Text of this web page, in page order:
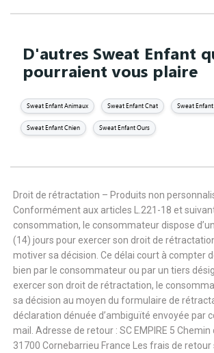
D'autres Sweat Enfant
pourraient vous plaire
Sweat Enfant Animaux Sweat Enfant Chat Sweat
Sweat Enfant Chien Sweat Enfant Ours
Droit de rétractation – Produits non
Conformément aux articles L.221-18 et
consommation, le consommateur dispose
(14) jours pour exercer son droit de
motiver sa décision. Ce délai court à compter
bien par le consommateur ou par un tiers
exercer son droit de rétractation, le
sa décision au moyen du formulaire de
déclaration dénuée d’ambiguïté envoyée par
mail. Adresse de retour : SC EMPIRE 5
31700 Cornebarrieu France Les frais de retour